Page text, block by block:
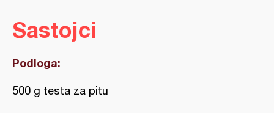
Sastojci
Podloga:
500 g testa za pitu